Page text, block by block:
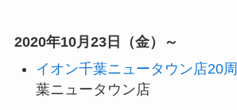
2020年10月23日（金）～
イオン千葉ニュータウン店20
葉ニュータウン店